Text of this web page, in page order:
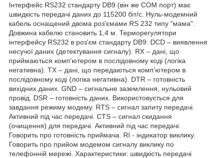
Інтерфейс RS232 стандарту DB9 (він же COM порт) має
швидкість передачі даних до 115200 біт/с. Нуль-модемний
кабель оснащений двома роз'ємами RS 232 типу "мама".
Довжина кабелю становить 1,4 м. Терморегулятори
інтерфейсу RS232 в роз'єм стандарту DB9: DCD – виявлення
несучої даних (детектування сигналу). RX – дані, що
приймаються комп'ютером в послідовному коді (логіка
негативна). TX – дані, що передаються комп'ютером в
послідовному коді (логіка негативна). DTR – готовність
вихідних даних. GND – сигнальне заземлення, нульовий
провід. DSR – готовність даних. Використовується для
завдання режиму модему. RTS – сигнал запиту передачі.
Активний під час передачі. CTS – сигнал скидання
(очищення) для передачі. Активний під час передачі.
Говорить про готовність приймача. RI - індикатор виклику.
Говорить про прийом модемом сигналу виклику по
телефонній мережі. Характеристики: швидкість передачі